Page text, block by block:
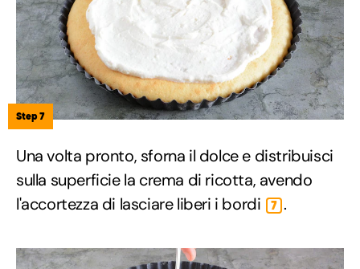
Step 7
Una volta pronto, sforna il dolce e distribuisci
sulla superficie la crema di ricotta, avendo
l'accortezza di lasciare liberi i bordi
7 .